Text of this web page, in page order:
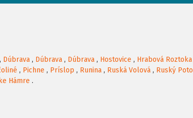
, Dúbrava , Dúbrava , Dúbrava , Hostovice , Hrabová Roztoka
, Pichne , Príslop , Runina , Ruská Volová , Ruský
Hámre .